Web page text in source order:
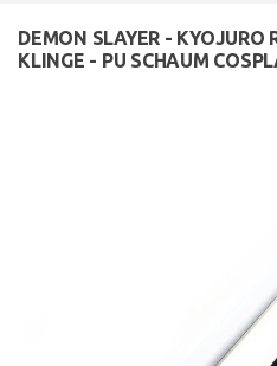
DEMON SLAYER - KYOJURO
KLINGE - PU SCHAUM